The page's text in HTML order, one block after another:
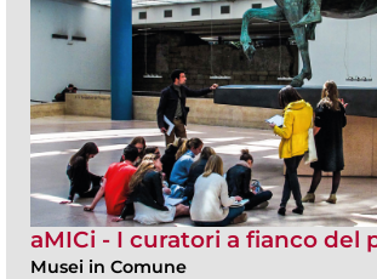
aMICi - I curatori a fianco del
Musei in Comune